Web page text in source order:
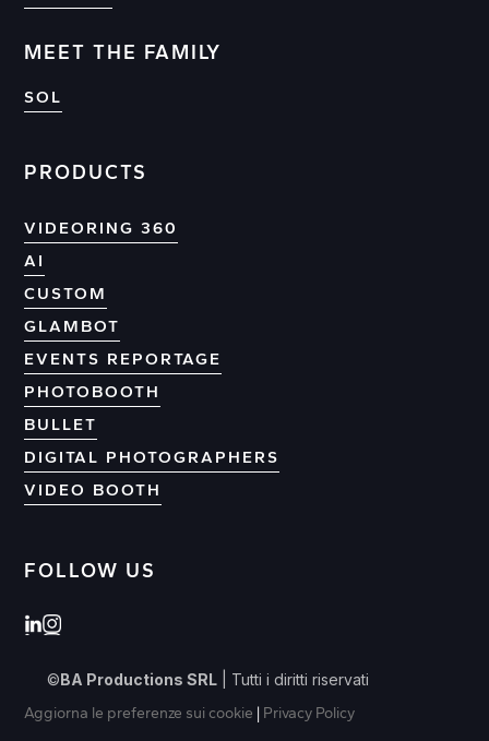
CONTACT
MEET THE FAMILY
SOL
PRODUCTS
VIDEORING 360
AI
CUSTOM
GLAMBOT
EVENTS REPORTAGE
PHOTOBOOTH
BULLET
DIGITAL PHOTOGRAPHERS
VIDEO BOOTH
FOLLOW US
©BA Productions SRL| Tutti i diritti riservati
Aggiorna le preferenze sui cookie | Privacy Policy